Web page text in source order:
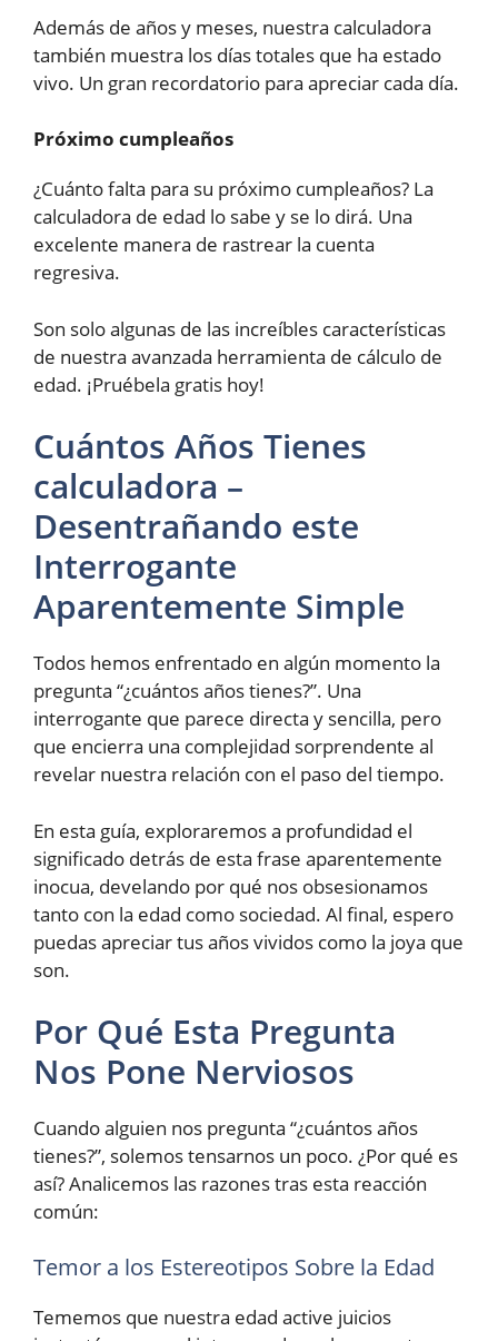
Además de años y meses, nuestra calculadora
también muestra los días totales que ha estado
vivo. Un gran recordatorio para apreciar cada día.
Próximo cumpleaños
¿Cuánto falta para su próximo cumpleaños? La
calculadora de edad lo sabe y se lo dirá. Una
excelente manera de rastrear la cuenta
regresiva.
Son solo algunas de las increíbles características
de nuestra avanzada herramienta de cálculo de
edad. ¡Pruébela gratis hoy!
Cuántos Años Tienes
calculadora –
Desentrañando este
Interrogante
Aparentemente Simple
Todos hemos enfrentado en algún momento la
pregunta “¿cuántos años tienes?”. Una
interrogante que parece directa y sencilla, pero
que encierra una complejidad sorprendente al
revelar nuestra relación con el paso del tiempo.
En esta guía, exploraremos a profundidad el
significado detrás de esta frase aparentemente
inocua, develando por qué nos obsesionamos
tanto con la edad como sociedad. Al final, espero
puedas apreciar tus años vividos como la joya que
son.
Por Qué Esta Pregunta
Nos Pone Nerviosos
Cuando alguien nos pregunta “¿cuántos años
tienes?”, solemos tensarnos un poco. ¿Por qué es
así? Analicemos las razones tras esta reacción
común:
Temor a los Estereotipos Sobre la Edad
Tememos que nuestra edad active juicios